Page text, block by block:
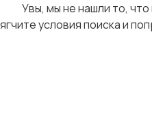
Увы, мы не нашли то, что
условия поиска и